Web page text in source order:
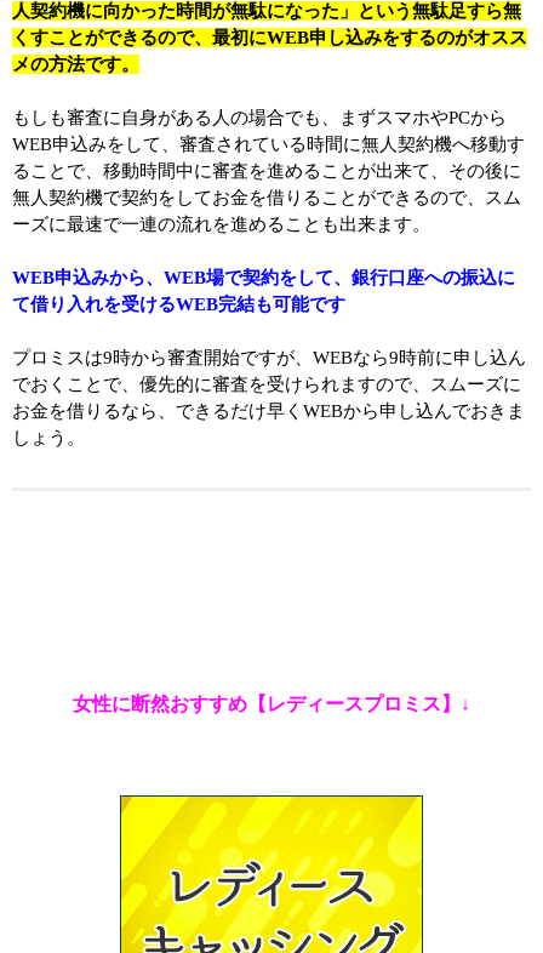
人契約機に向かった時間が無駄になった」という無駄足すら無
くすことができるので、最初にWEB申し込みをするのがオスス
メの方法です。
もしも審査に自身がある人の場合でも、まずスマホやPCから
WEB申込みをして、審査されている時間に無人契約機へ移動す
ることで、移動時間中に審査を進めることが出来て、その後に
無人契約機で契約をしてお金を借りることができるので、スム
ーズに最速で一連の流れを進めることも出来ます。
WEB申込みから、WEB場で契約をして、銀行口座への振込に
て借り入れを受けるWEB完結も可能です
プロミスは9時から審査開始ですが、WEBなら9時前に申し込ん
でおくことで、優先的に審査を受けられますので、スムーズに
お金を借りるなら、できるだけ早くWEBから申し込んでおきま
しょう。
女性に断然おすすめ【レディースプロミス】↓